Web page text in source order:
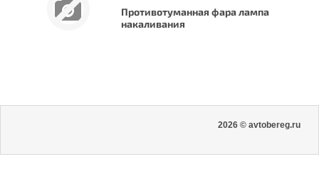
Противотуманная фара лампа
накаливания
2026 © avtobereg.ru